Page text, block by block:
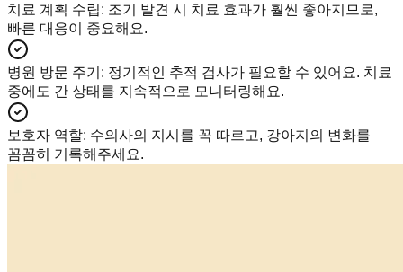
치료 계획 수립: 조기 발견 시 치료 효과가 훨씬 좋아지므로,
빠른 대응이 중요해요.
병원 방문 주기 : 정기적인 추적 검사가 필요할 수 있어요. 치료
중에도 간 상태를 지속적으로 모니터링해요.
보호자 역할: 수의사의 지시를 꼭 따르고, 강아지의 변화를
꼼꼼히 기록해주세요.